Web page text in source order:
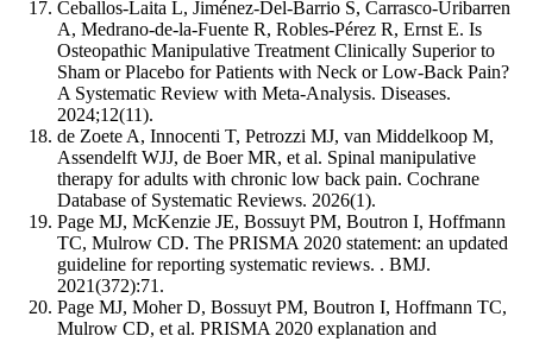
Ceballos-Laita L, Jiménez-Del-Barrio S, Carrasco-Uribarren
A, Medrano-de-la-Fuente R, Robles-Pérez R, Ernst E. Is
Osteopathic Manipulative Treatment Clinically Superior to
Sham or Placebo for Patients with Neck or Low-Back Pain?
A Systematic Review with Meta-Analysis. Diseases.
2024;12(11).
de Zoete A, Innocenti T, Petrozzi MJ, van Middelkoop M,
Assendelft WJJ, de Boer MR, et al. Spinal manipulative
therapy for adults with chronic low back pain. Cochrane
Database of Systematic Reviews. 2026(1).
Page MJ, McKenzie JE, Bossuyt PM, Boutron I, Hoffmann
TC, Mulrow CD. The PRISMA 2020 statement: an updated
guideline for reporting systematic reviews. . BMJ.
2021(372):71.
Page MJ, Moher D, Bossuyt PM, Boutron I, Hoffmann TC,
Mulrow CD, et al. PRISMA 2020 explanation and